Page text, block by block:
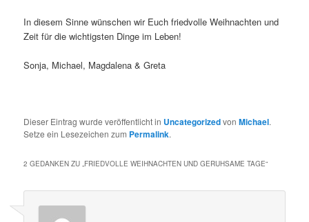
In diesem Sinne wünschen wir Euch friedvolle Weihnachten und
Zeit für die wichtigsten Dinge im Leben!
Sonja, Michael, Magdalena & Greta
Dieser Eintrag wurde veröffentlicht in UncategorizedvonMichael.
Setze ein Lesezeichen zum Permalink.
2 GEDANKEN ZU „FRIEDVOLLE WEIHNACHTEN UND GERUHSAME TAGE“